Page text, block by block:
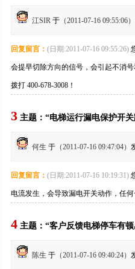
江SIR 于 （2011-07-16 09:55:06）
回复留言： (日期:2011-07-16 09:55:26)
会提早切除方向的信号，会引起不消
拨打 400-678-3008！
3 主题：“电梯运行漏电保护开
何生 于 （2011-07-16 09:47:04）
回复留言： (日期:2011-07-16 10:19:31)
电流发生，会导致漏电开关动作，任
4 主题：“客户反馈电梯停车有
陈生 于 （2011-07-16 09:40:24）